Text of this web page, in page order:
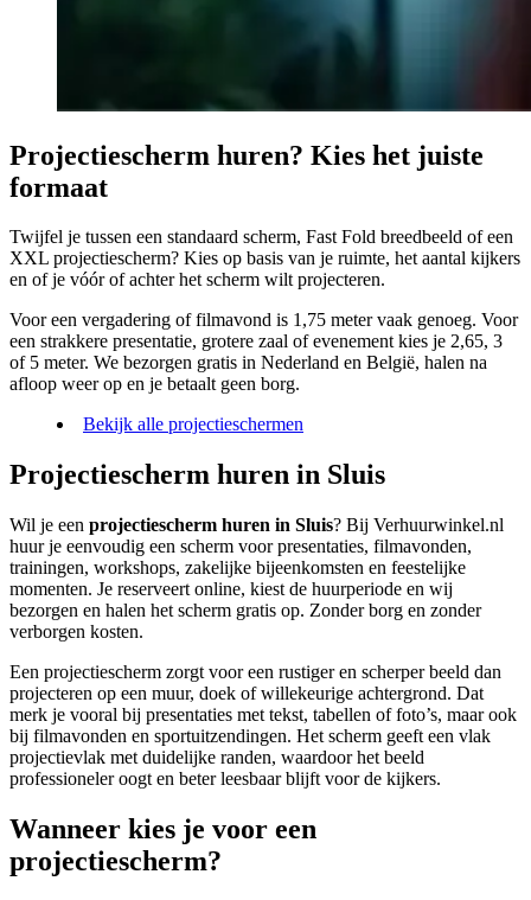
Projectiescherm huren? Kies het juiste
formaat
Twijfel je tussen een standaard scherm, Fast Fold breedbeeld of een
XXL projectiescherm? Kies op basis van je ruimte, het aantal kijkers
en of je vóór of achter het scherm wilt projecteren.
Voor een vergadering of filmavond is 1,75 meter vaak genoeg. Voor
een strakkere presentatie, grotere zaal of evenement kies je 2,65, 3
of 5 meter. We bezorgen gratis in Nederland en België, halen na
afloop weer op en je betaalt geen borg.
Bekijk alle projectieschermen
Projectiescherm huren in Sluis
Wil je een projectiescherm huren in Sluis? Bij Verhuurwinkel.nl
huur je eenvoudig een scherm voor presentaties, filmavonden,
trainingen, workshops, zakelijke bijeenkomsten en feestelijke
momenten. Je reserveert online, kiest de huurperiode en wij
bezorgen en halen het scherm gratis op. Zonder borg en zonder
verborgen kosten.
Een projectiescherm zorgt voor een rustiger en scherper beeld dan
projecteren op een muur, doek of willekeurige achtergrond. Dat
merk je vooral bij presentaties met tekst, tabellen of foto’s, maar ook
bij filmavonden en sportuitzendingen. Het scherm geeft een vlak
projectievlak met duidelijke randen, waardoor het beeld
professioneler oogt en beter leesbaar blijft voor de kijkers.
Wanneer kies je voor een
projectiescherm?